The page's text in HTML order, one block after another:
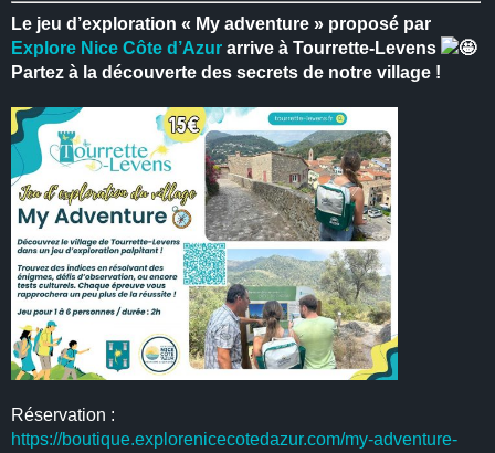
Le jeu d’exploration « My adventure » proposé par
Explore Nice Côte d’Azur arrive à Tourrette-Levens
Partez à la découverte des secrets de notre village !
Réservation :
https://boutique.explorenicecotedazur.com/my-adventure-